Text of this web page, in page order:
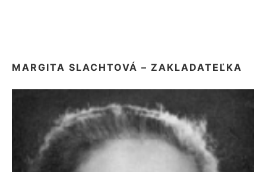
MARGITA SLACHTOVÁ – ZAKLADATEĽKA